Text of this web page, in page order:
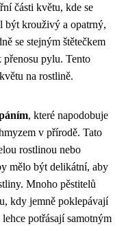
části květu, kde se
být krouživý a opatrný,
se stejným štětečkem
přenosu pylu. Tento
na rostlině.
, které napodobuje
v přírodě. Tato
rostlinou nebo
mělo být delikátní, aby
Mnoho pěstitelů
kdy jemně poklepávají
potřásají samotným